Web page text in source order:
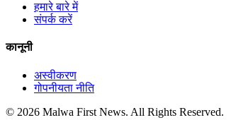
हमारे बारे में
संपर्क करें
कानूनी
अस्वीकरण
गोपनीयता नीति
© 2026 Malwa First News. All Rights Reserved.